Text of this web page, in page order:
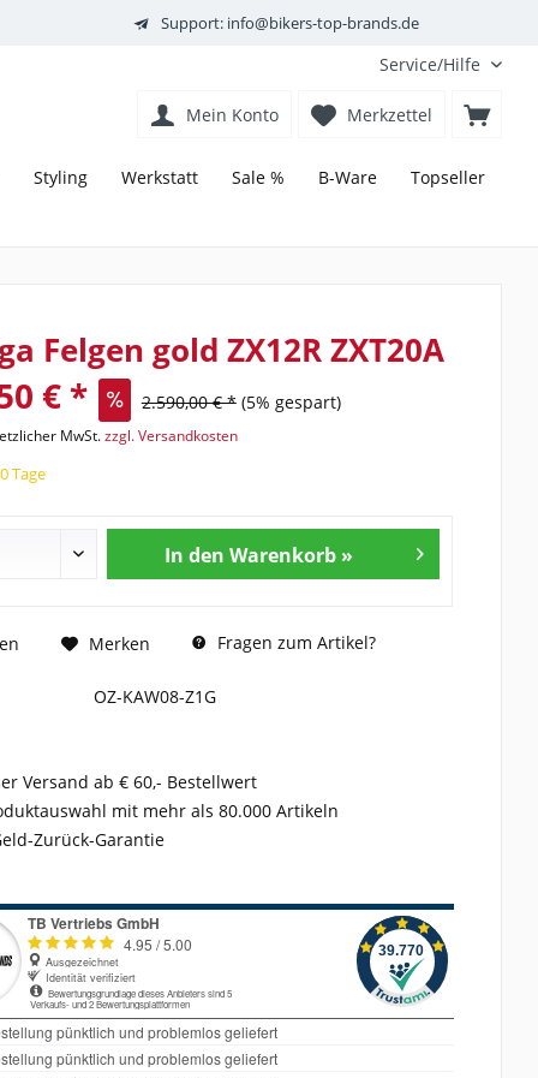
Support: info@bikers-top-brands.de
Service/Hilfe
Merkzettel
Mein Konto
Styling Werkstatt Sale % B-Ware Topseller
Felgen gold ZX12R ZXT20A
€ * 2.590,00 € * (5% gespart)
MwSt.zzgl. Versandkosten
Tage
In den Warenkorb »
Merken Fragen zum Artikel?
OZ-KAW08-Z1G
Versand ab € 60,- Bestellwert
mit mehr als 80.000 Artikeln
Zurück-Garantie